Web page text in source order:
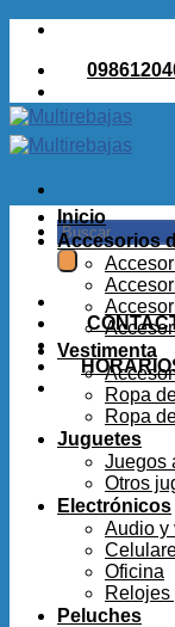
Saltar
contenido
Buscar
por:
Inicio
Accesorios
Vestimenta
Ropa
Ropa
Juguetes
Juegos
Otros
Electrónicos
Audio y
Oficina
Relojes
Peluches